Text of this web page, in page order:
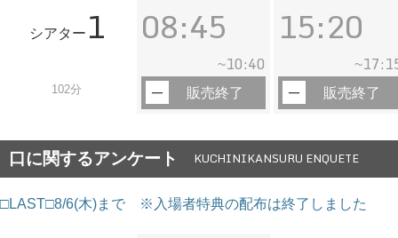
シアター 1
102分
08:45
~10:40
販売終了
15:20
~
販売終了
口に関するアンケート KUCHINIKANSURU ENQUETE
□LAST□8/6(木)まで ※入場者特典の配布は終了しました